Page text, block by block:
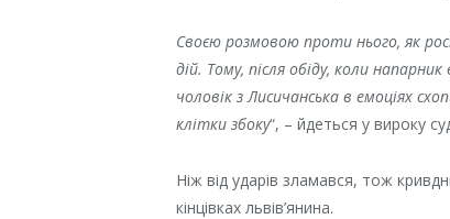
Своєю розмовою проти нього, як
дій. Тому, після обіду, коли
чоловік з Лисичанська в емоціях
клітки збоку“, – йдеться у вироку
Ніж від ударів зламався, тож
кінцівках львів’янина.